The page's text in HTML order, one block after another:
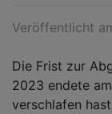
Veröffentlicht
Die Frist zur
2023 endete
verschlafen